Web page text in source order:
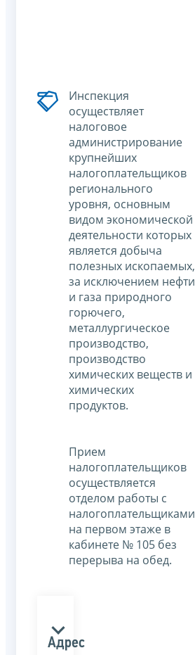
Инспекция
осуществляет
налоговое
администрирование
крупнейших
налогоплательщиков
регионального
уровня, основным
видом экономической
деятельности которых
является добыча
полезных ископаемых,
за исключением нефти
и газа природного
горючего,
металлургическое
производство,
производство
химических веществ и
химических
продуктов.
Прием
налогоплательщиков
осуществляется
отделом работы с
налогоплательщиками
на первом этаже в
кабинете № 105 без
перерыва на обед.
Адрес